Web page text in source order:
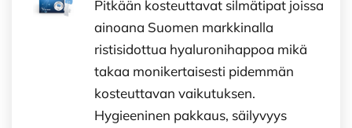
Pitkään kosteuttavat silmätipat joissa
ainoana Suomen markkinalla
ristisidottua hyaluronihappoa mikä
takaa monikertaisesti pidemmän
kosteuttavan vaikutuksen.
Hygieeninen pakkaus, säilyvyys